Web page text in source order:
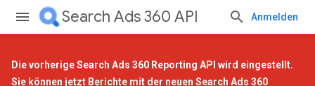
Search Ads 360 API Anmelden
Die vorherige Search Ads 360 Reporting API wird eingestellt.
Sie können jetzt Berichte mit der neuen Search Ads 360